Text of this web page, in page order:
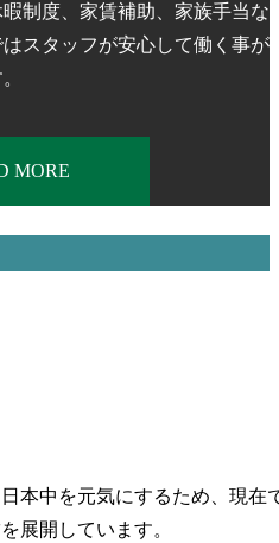
制度、家賃補助、家族手当な
スタッフが安心して働く事が
MORE
本中を元気にするため、現在
展開しています。